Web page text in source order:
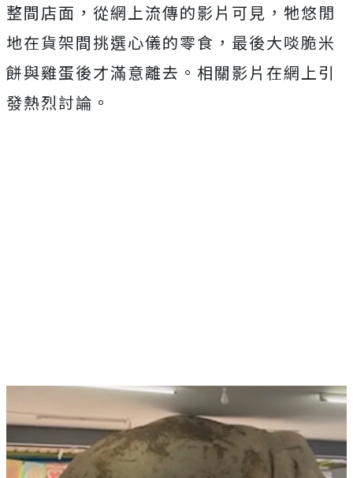
整間店面，從網上流傳的影片可見，牠悠閒
地在貨架間挑選心儀的零食，最後大啖脆米
餅與雞蛋後才滿意離去。相關影片在網上引
發熱烈討論。